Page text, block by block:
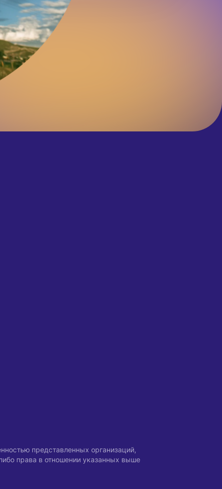
представленных организаций,
права в отношении указанных выше